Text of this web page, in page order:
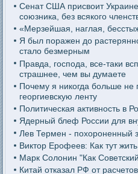
Сенат США присвоит Украине
союзника, без всякого
«Мерзейшая, наглая,
Я был поражен до
стало безмерным
Правда, господа, все-таки
страшнее, чем вы думаете
Почему я никогда больше
георгиевскую ленту
Политическая активность в
Ядерный блеф России для
Лев Термен - похороненный
Виктор Ерофеев: Как тут
Марк Солонин "Как
Китай отказал РФ от